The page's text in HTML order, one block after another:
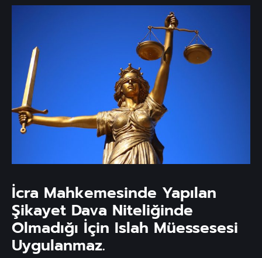
İcra Mahkemesinde Yapılan
Şikayet Dava Niteliğinde
Olmadığı İçin Islah Müessesesi
Uygulanmaz.